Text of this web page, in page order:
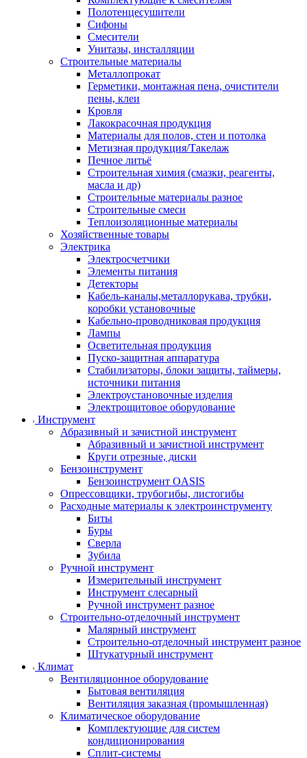
Полотенцесушители
Сифоны
Смесители
Унитазы, инсталляции
Строительные материалы
Металлопрокат
Герметики, монтажная пена, очистители
пены, клеи
Кровля
Лакокрасочная продукция
Материалы для полов, стен и потолка
Метизная продукция/Такелаж
Печное литьё
Строительная химия (смазки, реагенты,
масла и др)
Строительные материалы разное
Строительные смеси
Теплоизоляционные материалы
Хозяйственные товары
Электрика
Электросчетчики
Элементы питания
Детекторы
Кабель-каналы,металлорукава, трубки,
коробки установочные
Кабельно-проводниковая продукция
Лампы
Осветительная продукция
Пуско-защитная аппаратура
Стабилизаторы, блоки защиты, таймеры,
источники питания
Электроустановочные изделия
Электрощитовое оборудование
Инструмент
Абразивный и зачистной инструмент
Абразивный и зачистной инструмент
Круги отрезные, диски
Бензоинструмент
Бензоинструмент OASIS
Опрессовщики, трубогибы, листогибы
Расходные материалы к электроинструменту
Биты
Буры
Сверла
Зубила
Ручной инструмент
Измерительный инструмент
Инструмент слесарный
Ручной инструмент разное
Строительно-отделочный инструмент
Малярный инструмент
Строительно-отделочный инструмент разное
Штукатурный инструмент
Климат
Вентиляционное оборудование
Бытовая вентиляция
Вентиляция заказная (промышленная)
Климатическое оборудование
Комплектующие для систем
кондиционирования
Сплит-системы